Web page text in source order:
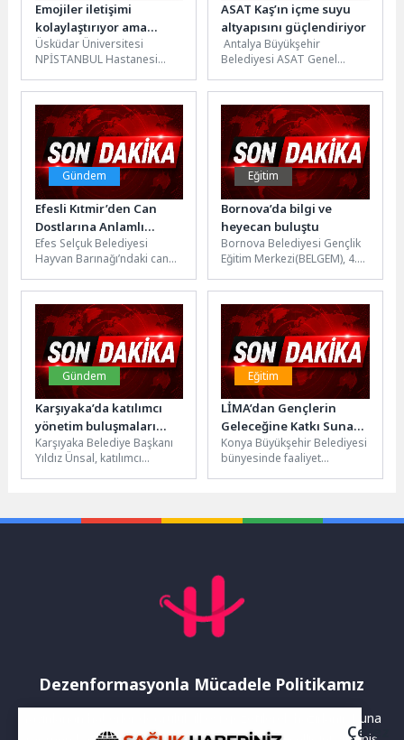
Emojiler iletişimi
kolaylaştırıyor ama
yetmiyor!
Üsküdar Üniversitesi
NPİSTANBUL Hastanesi
Kılıç, günümüz dijital
iletişiminde emojilerin yeri
ve duygusal iletişime...
ASAT Kaş’ın içme suyu
altyapısını güçlendiriyor
Antalya Büyükşehir
Belediyesi ASAT Genel
mahallesinde içme suyu
altyapısını güçlendirmek
amacıyla çalışmalarını...
Gündem
Efesli Kıtmir’den Can
Dostlarına Anlamlı
Destek
Efes Selçuk Belediyesi
Hayvan Barınağı’ndaki can
destek, Helga’nın Efesli
Kıtmir Hayvansever
Grubu’ndan...
Eğitim
Bornova’da bilgi ve
heyecan buluştu
Bornova Belediyesi Gençlik
Eğitim Merkezi(BELGEM), 4.
yarışması düzenledi.
Öğrenciler, büyük heyecana...
Gündem
Karşıyaka’da katılımcı
yönetim buluşmaları
sürüyor
Karşıyaka Belediye Başkanı
Yıldız Ünsal, katılımcı
Cumhuriyet Mahallesi’nde
Eğitim
LİMA’dan Gençlerin
Geleceğine Katkı Sunan
Etkinlikler
Konya Büyükşehir Belediyesi
bünyesinde faaliyet
gelişimlerine...
Dezenformasyonla Mücadele Politikamız
Yayınlanan haberler doğruluk ilkesi gözetilerek hazırlanır. Buna
Çerez